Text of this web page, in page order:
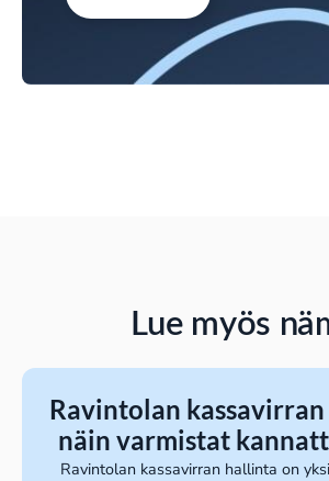
Lue myös
Ravintolan
näin varmistat
Ravintolan kassavirran hallinta on